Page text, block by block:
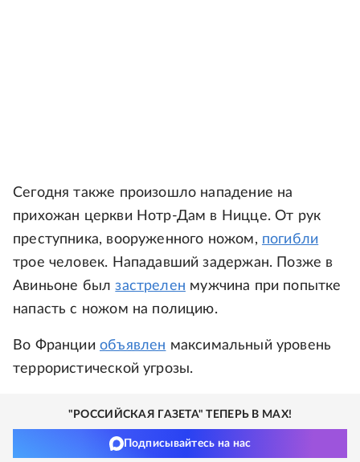
Сегодня также произошло нападение на
прихожан церкви Нотр-Дам в Ницце. От рук
преступника, вооруженного ножом, погибли
трое человек. Нападавший задержан. Позже в
Авиньоне былзастрелен мужчина при попытке
напасть с ножом на полицию.
Во Франции объявлен максимальный уровень
террористической угрозы.
"РОССИЙСКАЯ ГАЗЕТА" ТЕПЕРЬ В MAX!
Подписывайтесь на нас